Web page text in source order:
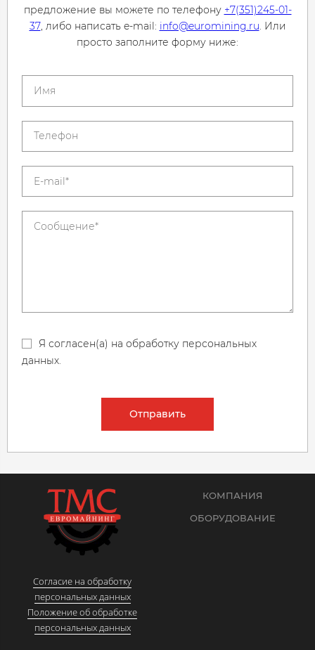
предложение вы можете по телефону +7(351)245-01-
37, либо написать e-mail: info@euromining.ru. Или
просто заполните форму ниже:
Я согласен(а) на обработку персональных
данных.
Отправить
Согласие на обработку
персональных данных
Положение об обработке
персональных данных
КОМПАНИЯ
ОБОРУДОВАНИЕ